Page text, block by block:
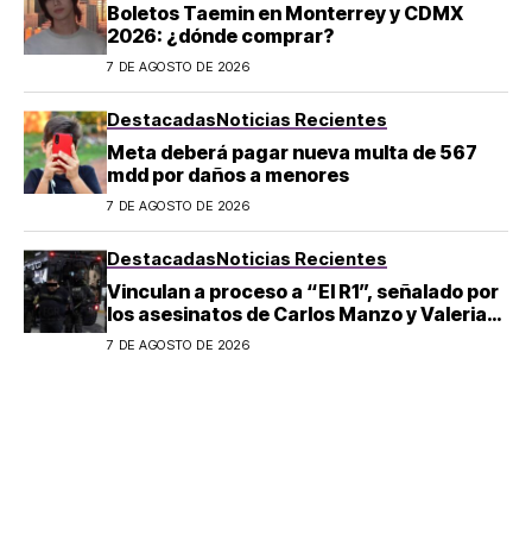
Boletos Taemin en Monterrey y CDMX
2026: ¿dónde comprar?
7 DE AGOSTO DE 2026
DestacadasNoticias Recientes
Meta deberá pagar nueva multa de 567
mdd por daños a menores
7 DE AGOSTO DE 2026
DestacadasNoticias Recientes
Vinculan a proceso a “El R1”, señalado por
los asesinatos de Carlos Manzo y Valeria
Márquez
7 DE AGOSTO DE 2026